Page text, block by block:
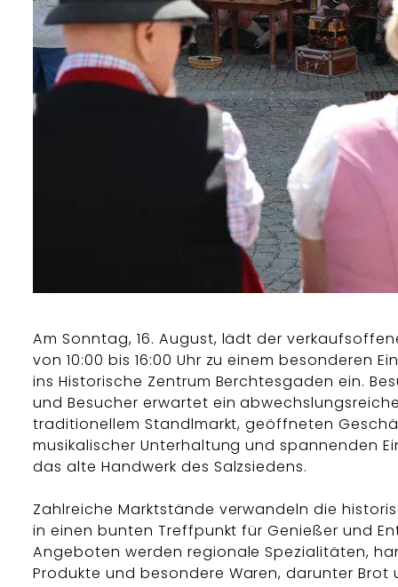
Am Sonntag, 16. August, lädt der
von 10:00 bis 16:00 Uhr zu einem besonderen
ins Historische Zentrum Berchtesgaden ein.
und Besucher erwartet ein
traditionellem Standlmarkt, geöffneten
musikalischer Unterhaltung und spannenden
das alte Handwerk des Salzsiedens.
Zahlreiche Marktstände verwandeln die
in einen bunten Treffpunkt für Genießer und
Angeboten werden regionale Spezialitäten,
Produkte und besondere Waren, darunter Brot